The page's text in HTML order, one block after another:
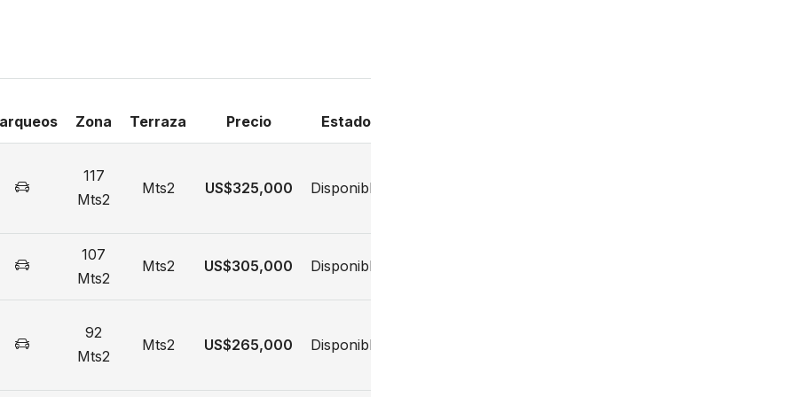
sin costo, en horario de (8:00
Tropical.
USD$150.00 y 3 Hab.
de $50.00 que puede variar al
Zona Terraza Precio Estado
117
Mts2
Mts2 US$325,000 Disponible
107
Mts2
Mts2 US$305,000 Disponible
92
Mts2
Mts2 US$265,000 Disponible